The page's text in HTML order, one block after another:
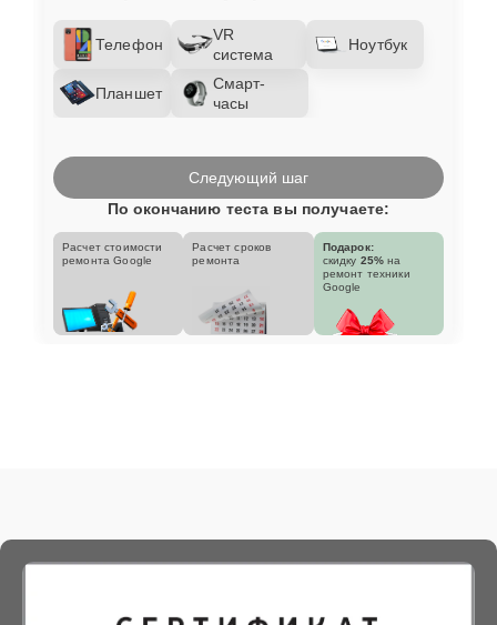
Телефон
VR
система
Ноутбук
Планшет
Смарт-
часы
Следующий шаг
По окончанию теста вы получаете:
Расчет стоимости
ремонта Google
Расчет сроков
ремонта
Подарок:
скидку 25% на
ремонт техники
Google